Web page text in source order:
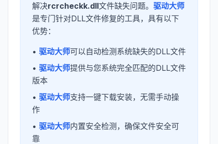
解决rcrcheckk.dll文件缺失问题。 驱动大师
是专门针对DLL文件修复的工具，具有以下
优势：
• 驱动大师可以自动检测系统缺失的DLL文件
• 驱动大师提供与您系统完全匹配的DLL文件
版本
• 驱动大师支持一键下载安装，无需手动操
作
• 驱动大师内置安全检测，确保文件安全可
靠